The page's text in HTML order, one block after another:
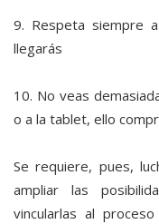
9. Respeta siempre
llegarás
10. No veas
o a la tablet, ello
Se requiere, pues,
ampliar las
vincularlas al